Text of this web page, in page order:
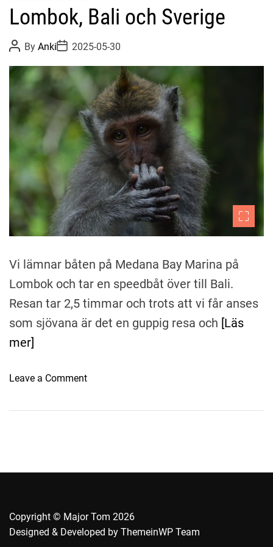
Lombok, Bali och Sverige
P
o
s
t
A
t
h
By AnkiP
o
s
D
a
t
e
2025-05-30
Vi lämnar båten på Medana Bay Marina på
Lombok och tar en speedbåt över till Bali.
Resan tar 2,5 timmar och trots att vi får anses
som sjövana är det en guppig resa och [Läs
mer]
Leave a Commento
L
o
B
a
Copyright © Major Tom 2026
Designed & Developed by ThemeinWP Team